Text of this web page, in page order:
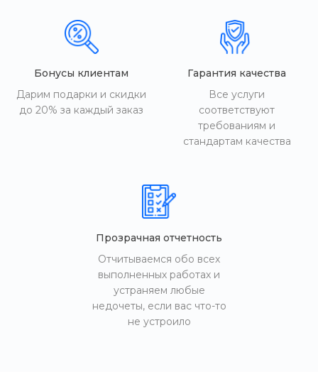
Бонусы клиентам
Дарим подарки и скидки
до 20% за каждый заказ
Гарантия качества
Все услуги
соответствуют
требованиям и
стандартам качества
Прозрачная отчетность
Отчитываемся обо всех
выполненных работах и
устраняем любые
недочеты, если вас что-то
не устроило